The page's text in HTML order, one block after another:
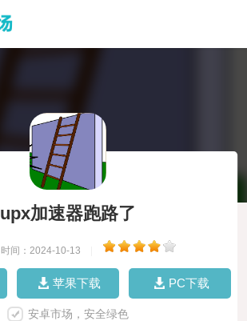
upx加速器跑路了
时间：2024-10-13
苹果下载 PC下载
安卓市场，安全绿色